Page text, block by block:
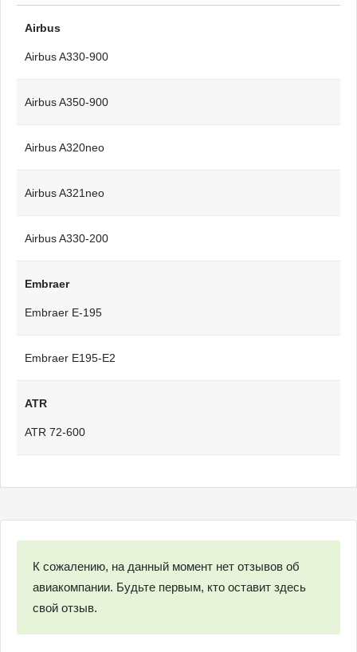
Airbus
Airbus A330-900
Airbus A350-900
Airbus A320neo
Airbus A321neo
Airbus A330-200
Embraer
Embraer E-195
Embraer E195-E2
ATR
ATR 72-600
К сожалению, на данный момент нет отзывов об
авиакомпании. Будьте первым, кто оставит здесь
свой отзыв.